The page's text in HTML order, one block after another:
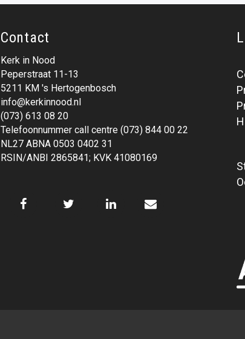
Contact
Kerk in Nood
Peperstraat 11-13
5211 KM 's Hertogenbosch
info@kerkinnood.nl
(073) 613 08 20
Telefoonnummer call centre (073) 844 00 22
NL27 ABNA 0503 0402 31
RSIN/ANBI 2865841; KVK 41080169